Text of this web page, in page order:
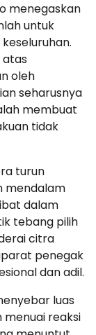
menegaskan
untuk
atas
oleh
seharusnya
membuat
tidak
turun
mendalam
dalam
tebang pilih
citra
penegak
dan adil.
luas
reaksi